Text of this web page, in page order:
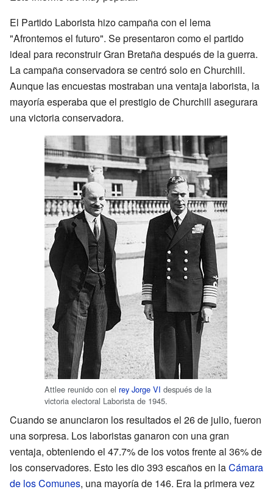
El Partido Laborista hizo campaña con el lema
"Afrontemos el futuro". Se presentaron como el partido
ideal para reconstruir Gran Bretaña después de la guerra.
La campaña conservadora se centró solo en Churchill.
Aunque las encuestas mostraban una ventaja laborista, la
mayoría esperaba que el prestigio de Churchill asegurara
una victoria conservadora.
Attlee reunido con el rey Jorge VI después de la
victoria electoral Laborista de 1945.
Cuando se anunciaron los resultados el 26 de julio, fueron
una sorpresa. Los laboristas ganaron con una gran
ventaja, obteniendo el 47.7% de los votos frente al 36% de
los conservadores. Esto les dio 393 escaños en laCámara
de los Comunes, una mayoría de 146. Era la primera vez